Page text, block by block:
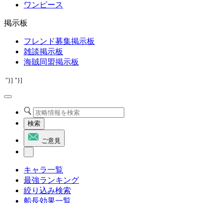
ワンピース
掲示板
フレンド募集掲示板
雑談掲示板
海賊同盟掲示板
"}] "}]
検索
ご意見
キャラ一覧
最強ランキング
絞り込み検索
船長効果一覧